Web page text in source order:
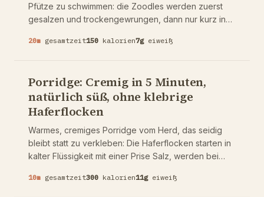
Pfütze zu schwimmen: die Zoodles werden zuerst
gesalzen und trockengewrungen, dann nur kurz in
und Basilikum abgeschmeckt. Von Natur aus low
Wässrigwerden bewahrt, und warum man sie nie zu
Tode kocht.
20m gesamtzeit150 kalorien7g eiweiß
Porridge: Cremig in 5 Minuten,
natürlich süß, ohne klebrige
Haferflocken
Warmes, cremiges Porridge vom Herd, das seidig
bleibt statt zu verkleben: Die Haferflocken starten in
kalter Flüssigkeit mit einer Prise Salz, werden bei
Aussehen vom Herd genommen, weil sie ohne Hitze
10m gesamtzeit300 kalorien11g eiweiß